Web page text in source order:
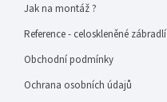
Jak na montáž ?
Reference - celoskleněné zábradlí
Obchodní podmínky
Ochrana osobních údajů